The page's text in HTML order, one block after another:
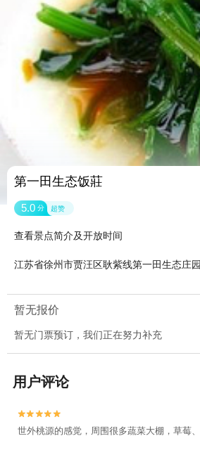
第一田生态饭莊
5.0 分 超赞
查看景点简介及开放时间
江苏省徐州市贾汪区耿紫线第一田生态庄
暂无报价
暂无门票预订，我们正在努力补充
用户评论


世外桃源的感觉，周围很多蔬菜大棚，草莓